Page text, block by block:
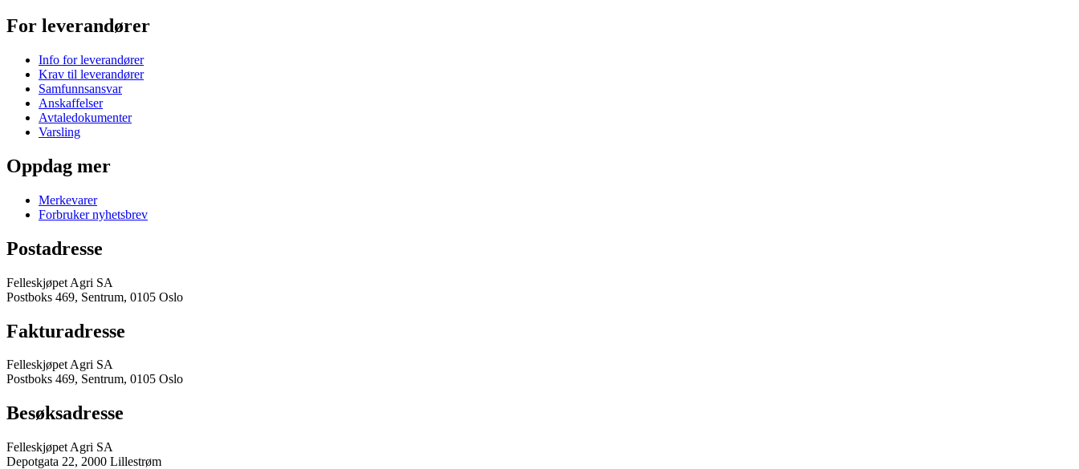
For leverandører
Info for leverandører
Krav til leverandører
Samfunnsansvar
Anskaffelser
Avtaledokumenter
Varsling
Oppdag mer
Merkevarer
Forbruker nyhetsbrev
Postadresse
Felleskjøpet Agri SA
Postboks 469, Sentrum, 0105 Oslo
Fakturadresse
Felleskjøpet Agri SA
Postboks 469, Sentrum, 0105 Oslo
Besøksadresse
Felleskjøpet Agri SA
Depotgata 22, 2000 Lillestrøm